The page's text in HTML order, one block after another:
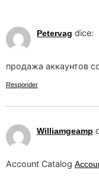
Petervag dice:
продажа аккаунтов
Responder
Williamgeamp
Account Catalog